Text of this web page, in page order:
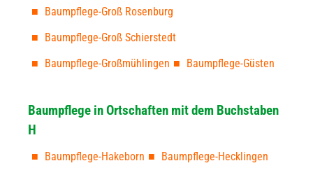
Baumpflege-Groß Rosenburg
Baumpflege-Groß Schierstedt
Baumpflege-Großmühlingen
Baumpflege-Güsten
Baumpflege in Ortschaften mit dem Buchstaben
H
Baumpflege-Hakeborn
Baumpflege-Hecklingen